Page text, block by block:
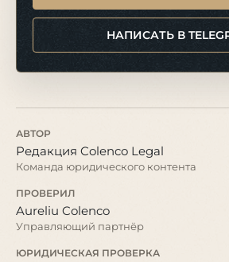
НАПИСАТЬ В
АВТОР
Редакция Colenco Legal
Команда юридического контента
ПРОВЕРИЛ
Aureliu Colenco
Управляющий партнёр
ЮРИДИЧЕСКАЯ ПРОВЕРКА